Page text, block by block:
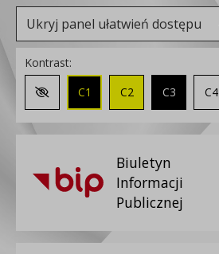
Ukryj panel ułatwień dostępu
Kontrast:
Zmień kontrast na domyślny
C1 C2 C3 C4
Biuletyn
Informacji
Publicznej